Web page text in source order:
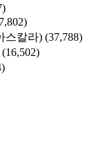
스칼라) (37,788)
(16,502)